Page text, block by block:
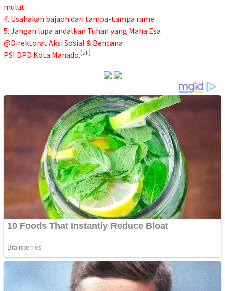
mulut
4. Usahakan bajaoh dari tampa-tampa rame
5. Jangan lupa andalkan Tuhan yang Maha Esa
@Direktorat Aksi Sosial & Bencana
PSI DPD Kota Manado.(ali)